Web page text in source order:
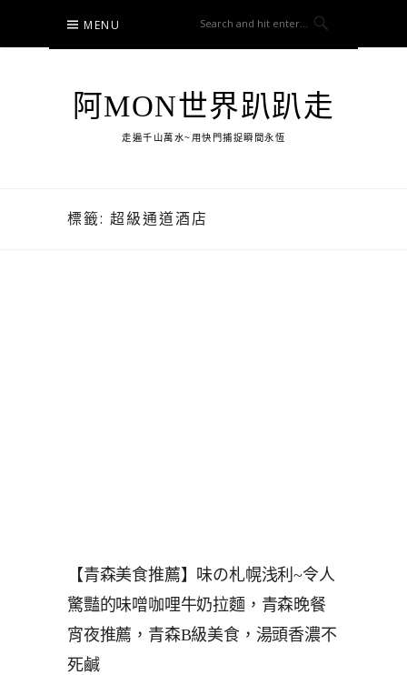
content
MENU
阿MON世界趴趴走
走遍千山萬水~用快門捕捉瞬間永恆
標籤: 超級通道酒店
【青森美食推薦】味の札幌浅利~令人
驚豔的味噌咖哩牛奶拉麵，青森晚餐
宵夜推薦，青森B級美食，湯頭香濃不
死鹹